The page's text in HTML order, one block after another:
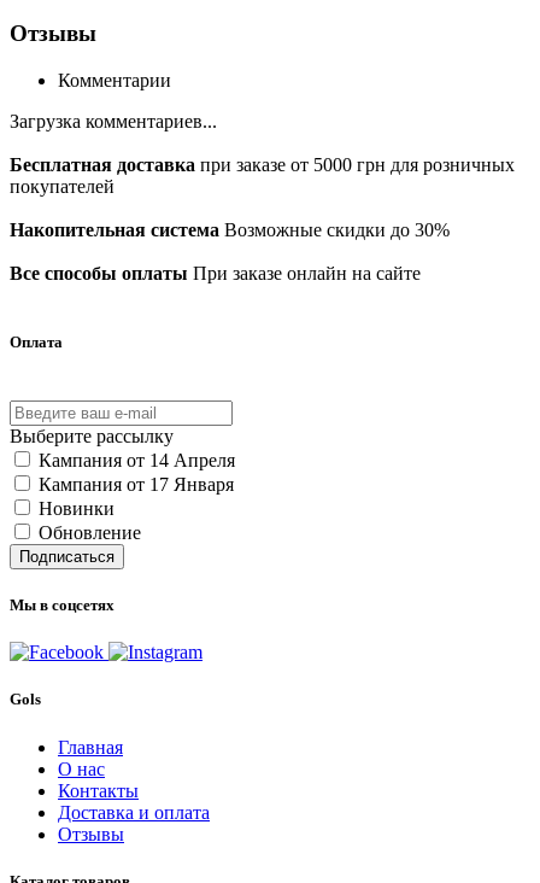
Отзывы
Комментарии
Загрузка комментариев...
Бесплатная доставка при заказе от 5000 грн для розничных
покупателей
Накопительная система Возможные скидки до 30%
Все способы оплаты При заказе онлайн на сайте
Оплата
Выберите рассылку
Кампания от 14 Апреля
Кампания от 17 Января
Новинки
Обновление
Подписаться
Мы в соцсетях
Gols
Главная
О нас
Контакты
Доставка и оплата
Отзывы